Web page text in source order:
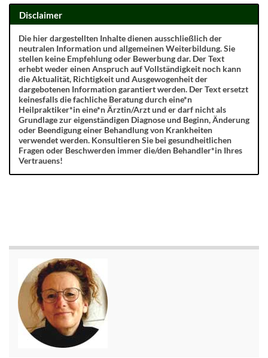
Disclaimer
Die hier dargestellten Inhalte dienen ausschließlich der
neutralen Information und allgemeinen Weiterbildung. Sie
stellen keine Empfehlung oder Bewerbung dar. Der Text
erhebt weder einen Anspruch auf Vollständigkeit noch kann
die Aktualität, Richtigkeit und Ausgewogenheit der
dargebotenen Information garantiert werden. Der Text ersetzt
keinesfalls die fachliche Beratung durch eine*n
Heilpraktiker*in eine*n Ärztin/Arzt und er darf nicht als
Grundlage zur eigenständigen Diagnose und Beginn, Änderung
oder Beendigung einer Behandlung von Krankheiten
verwendet werden. Konsultieren Sie bei gesundheitlichen
Fragen oder Beschwerden immer die/den Behandler*in Ihres
Vertrauens!